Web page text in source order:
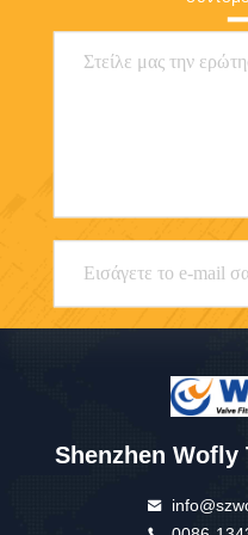
Shenzhen Wofly